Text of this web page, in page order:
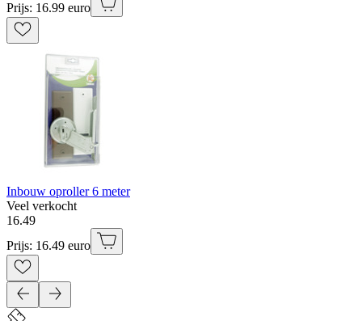
Prijs: 16.99 euro
Inbouw oproller 6 meter
Veel verkocht
16.49
Prijs: 16.49 euro